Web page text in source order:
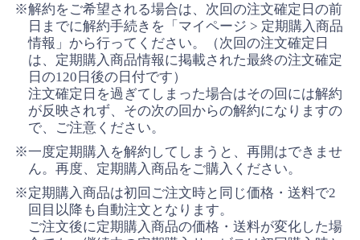
※解約をご希望される場合は、次回の注文確定日の前
日までに解約手続きを「マイページ > 定期購入商品
情報」から行ってください。（次回の注文確定日
は、定期購入商品情報に掲載された最終の注文確定
日の120日後の日付です）
注文確定日を過ぎてしまった場合はその回には解約
が反映されず、その次の回からの解約になりますの
で、ご注意ください。
※一度定期購入を解約してしまうと、再開はできませ
ん。再度、定期購入商品をご購入ください。
※定期購入商品は初回ご注文時と同じ価格・送料で2
回目以降も自動注文となります。
ご注文後に定期購入商品の価格・送料が変化した場